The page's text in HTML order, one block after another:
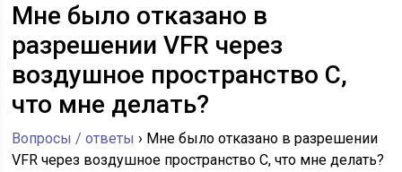
Мне было отказано в
разрешении VFR через
воздушное пространство C,
что мне делать?
Вопросы / ответы › Мне было отказано в разрешении
VFR через воздушное пространство C, что мне делать?